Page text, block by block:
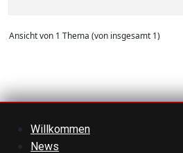
Ansicht von 1 Thema (von insgesamt 1)
Willkommen
News